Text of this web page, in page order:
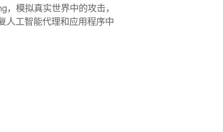
，模拟真实世界中的攻击，
人工智能代理和应用程序中